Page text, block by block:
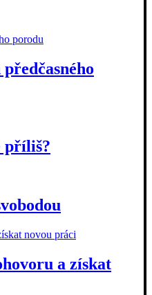
příliš?
a získat